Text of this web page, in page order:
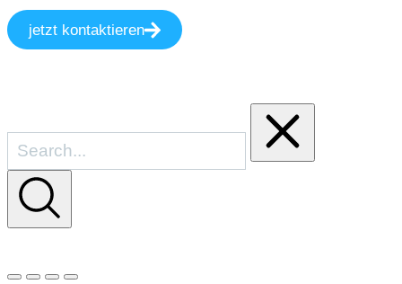
jetzt kontaktieren